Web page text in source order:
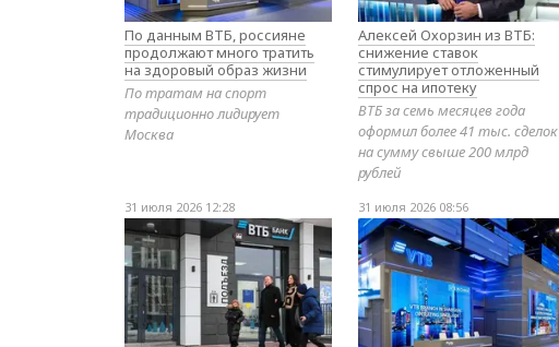
По данным ВТБ, россияне
продолжают много тратить
на здоровый образ жизни
По тратам на спорт
традиционно лидирует
Москва
Алексей Охорзин из ВТБ:
снижение ставок
стимулирует отложенный
спрос на ипотеку
ВТБ за семь месяцев года
оформил более 41 тыс. сделок
на сумму свыше 200 млрд
рублей
31 июля 2026 12:28 31 июля 2026 08:56